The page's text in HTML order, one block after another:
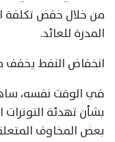
من خلال خفض تكلفة
المدرة للعائد.
انخفاض النفط
في الوقت نفسه،
بشأن تهدئة
بعض المخاوف